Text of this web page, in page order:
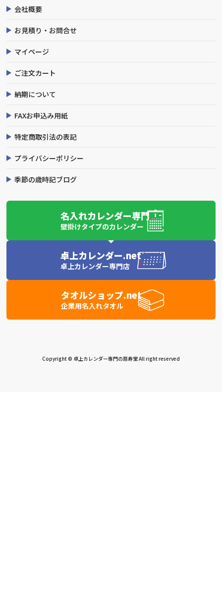
会社概要
お見積り・お問合せ
マイページ
ご注文カート
納期について
FAXお申込み用紙
特定商取引法の表記
プライバシーポリシー
季節の歳時記ブログ
名入れカレンダー専門
壁掛けタイプのカレンダー
卓上カレンダー.net
卓上カレンダー専門店
タオルショップ.net
企業用名入れタオル
Copyright © 卓上カレンダー専門の扇寿堂 All right reserved